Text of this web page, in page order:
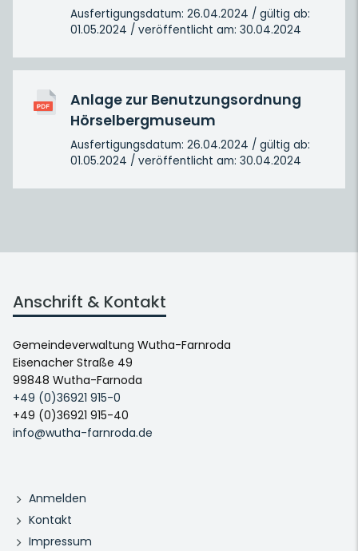
Ausfertigungsdatum: 26.04.2024 / gültig ab:
01.05.2024 / veröffentlicht am: 30.04.2024
Anlage zur Benutzungsordnung
Hörselbergmuseum
Ausfertigungsdatum: 26.04.2024 / gültig ab:
01.05.2024 / veröffentlicht am: 30.04.2024
Anschrift & Kontakt
Gemeindeverwaltung Wutha-Farnroda
Eisenacher Straße 49
99848 Wutha-Farnoda
+49 (0)36921 915-0
+49 (0)36921 915-40
info@wutha-farnroda.de
Anmelden
Kontakt
Impressum